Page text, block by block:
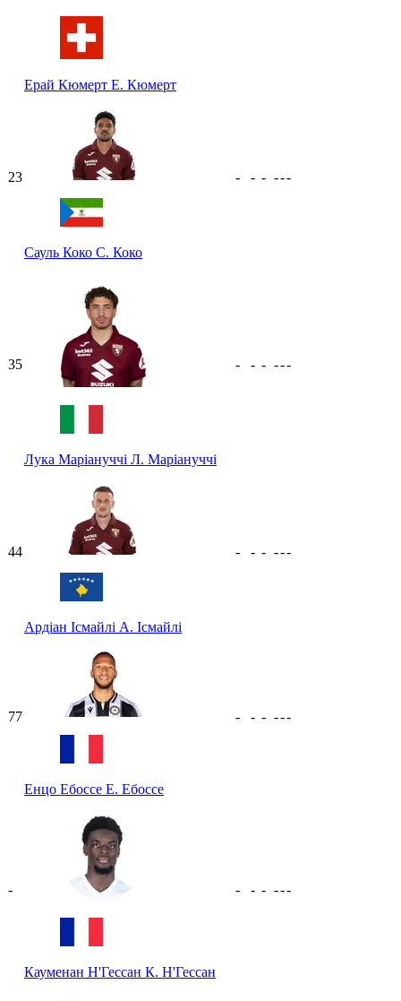
Ерай Кюмерт Е. Кюмерт
23
Сауль Коко С. Коко
- - - ---
35
Лука Маріануччі Л. Маріануччі
- - - ---
44
Ардіан Ісмайлі А. Ісмайлі
- - - ---
77
Енцо Ебоссе Е. Ебоссе
- - - ---
-
Кауменан Н'Гессан К. Н'Гессан
- - - ---